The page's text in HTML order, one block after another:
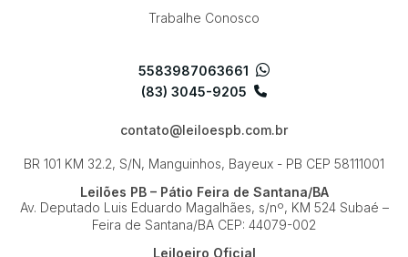
Trabalhe Conosco
5583987063661
(83) 3045-9205
contato@leiloespb.com.br
BR 101 KM 32.2, S/N, Manguinhos, Bayeux - PB CEP 58111001
Leilões PB – Pátio Feira de Santana/BA
Av. Deputado Luis Eduardo Magalhães, s/nº, KM 524Subaé –
Feira de Santana/BA CEP: 44079-002
Leiloeiro Oficial